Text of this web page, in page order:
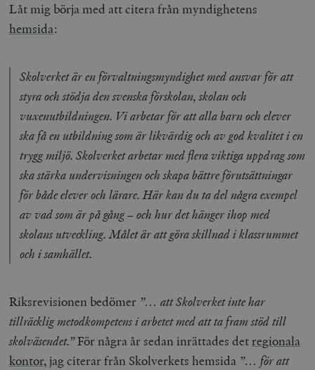
Låt mig börja med att citera från myndighetens
hemsida:
Skolverket är en förvaltningsmyndighet med ansvar för att
styra och stödja den svenska förskolan, skolan och
vuxenutbildningen. Vi arbetar för att alla barn och elever
ska få en utbildning som är likvärdig och av god kvalitet i en
trygg miljö. Skolverket arbetar med flera viktiga uppdrag som
ska stärka undervisningen och skapa bättre förutsättningar
för både elever och lärare. Här kan du ta del några exempel
av vad som är på gång – och hur det hänger ihop med
skolans utveckling. Målet är att göra skillnad i klassrummet
och i samhället.
Riksrevisionen bedömer ”… att Skolverket inte har
tillräcklig metodkompetens i arbetet med att ta fram stöd till
skolväsendet.”För några år sedan inrättades detregionala
kontor, jag citerar från Skolverkets hemsida ”… för att